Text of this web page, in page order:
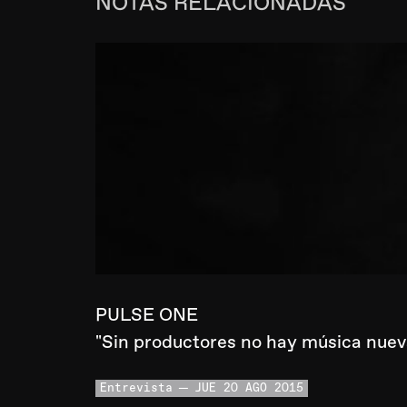
PULSE ONE
"Sin productores no hay música
Entrevista JUE 20 AGO 2015